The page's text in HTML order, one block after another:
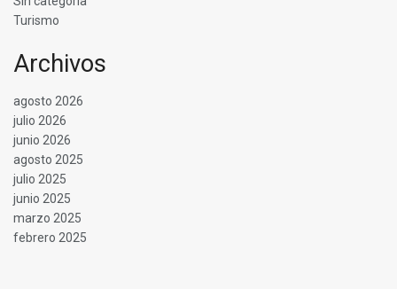
Turismo
Archivos
agosto 2026
julio 2026
junio 2026
agosto 2025
julio 2025
junio 2025
marzo 2025
febrero 2025